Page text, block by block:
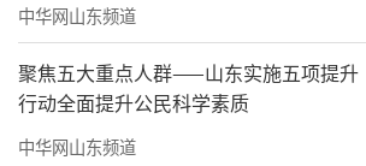
中华网山东频道
聚焦五大重点人群——山东实施五项提升
行动全面提升公民科学素质
中华网山东频道